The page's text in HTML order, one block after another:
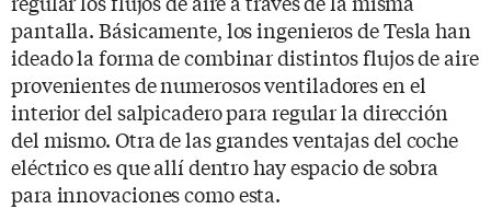
pantalla. Básicamente, los ingenieros de Tesla han
ideado la forma de combinar distintos flujos de aire
provenientes de numerosos ventiladores en el
interior del salpicadero para regular la dirección
del mismo. Otra de las grandes ventajas del coche
eléctrico es que allí dentro hay espacio de sobra
para innovaciones como esta.